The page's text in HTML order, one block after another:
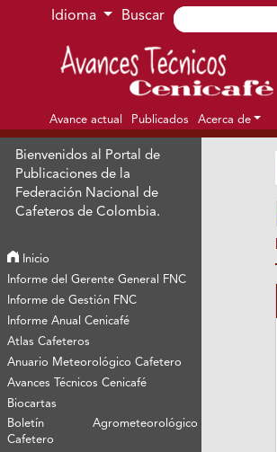
Ir al menú de navegación principal
Ir al contenido principal
Ir al pie de página del sitio
Idioma Buscar
Avance actual Publicados Acerca de
Bienvenidos al Portal de
Publicaciones de la
Federación Nacional de
Cafeteros de Colombia.
Inicio
Informe del Gerente General FNC
Informe de Gestión FNC
Informe Anual Cenicafé
Atlas Cafeteros
Anuario Meteorológico Cafetero
Avances Técnicos Cenicafé
Biocartas
Boletín Agrometeorológico
Cafetero